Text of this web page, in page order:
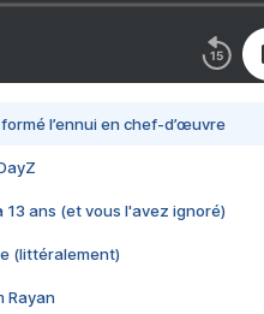
l’ennui en chef-d’œuvre
13 ans (et vous l'avez ignoré)
(littéralement)
Rayan